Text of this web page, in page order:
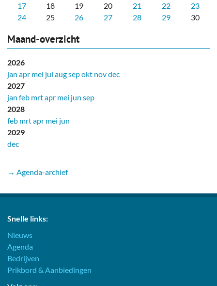
17
18 19 20 21 22
23
24
25 26 27 28 29 30
Maand-overzicht
2026
jan apr mei jul augsepokt novdec
2027
jan feb mrtapr mei jun sep
2028
feb mrtapr mei jun
2029
dec
→ Agenda-archief
Snelle links:
Nieuws
Agenda
Bedrijven
Prikbord & Aanbiedingen